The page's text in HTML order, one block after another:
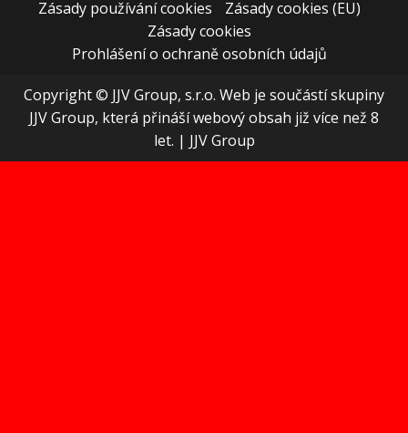
Zásady používání cookies
Zásady cookies (EU)
Zásady cookies
Prohlášení o ochraně osobních údajů
Copyright © JJV Group, s.r.o. Web je součástí skupiny
JJV Group, která přináší webový obsah již více než 8
let. | JJV Group